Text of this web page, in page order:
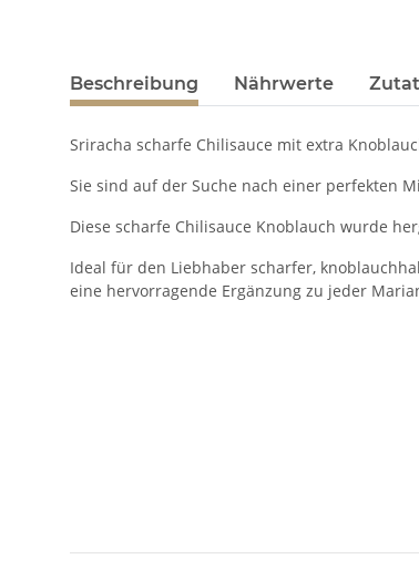
Beschreibung Nährwerte
Sriracha scharfe Chilisauce mit extra
Sie sind auf der Suche nach einer perfekten
Diese scharfe Chilisauce Knoblauch wurde
Ideal für den Liebhaber scharfer,
eine hervorragende Ergänzung zu jeder